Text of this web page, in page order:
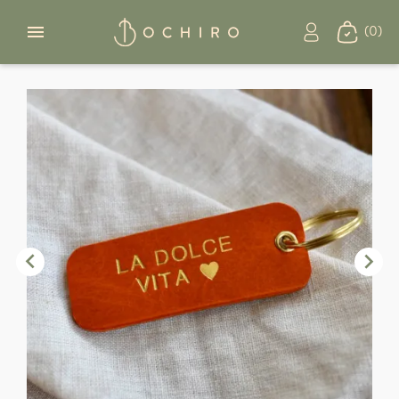
 (0)
 